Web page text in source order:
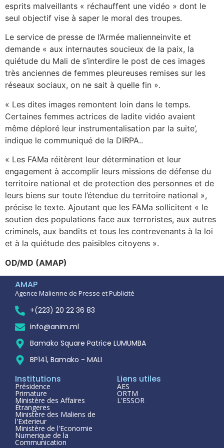
esprits malveillants « réchauffent une vidéo » dont le
seul objectif vise à saper le moral des troupes.
Le service de presse de l’Armée malienneinvite et
demande « aux internautes soucieux de la paix, la
quiétude du Mali de s’interdire le post de ces images
très anciennes de femmes pleureuses remises sur les
réseaux sociaux, on ne sait à quelle fin ».
« Les dites images remontent loin dans le temps.
Certaines femmes actrices de ladite vidéo avaient
même déploré leur instrumentalisation par la suite’,
indique le communiqué de la DIRPA..
« Les FAMa réitèrent leur détermination et leur
engagement à accomplir leurs missions de défense du
territoire national et de protection des personnes et de
leurs biens sur toute l’étendue du territoire national »,
précise le texte. Ajoutant que les FAMa sollicitent « le
soutien des populations face aux terroristes, aux autres
criminels, aux bandits et tous les contrevenants à la loi
et à la quiétude des paisibles citoyens ».
OD/MD (AMAP)
AMAP
Agence Malienne de Presse et Publicité
+(223) 20 22 36 83
info@anim.ml
Bamako Square Patrice LUMUMBA
BP141, Bamako - MALI
Institutions
Présidence
Primature
Ministère des Affaires
Étrangeres
Ministère des Maliens de
l'Exterieur
Ministère de l'Economie
Numerique de la
Communication
Liens utiles
AES
ORTM
L'ESSOR